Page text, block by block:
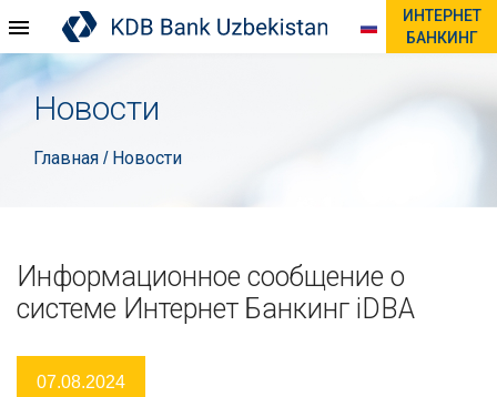
ИНТЕРНЕТ
БАНКИНГ
Новости
Главная / Новости
Информационное сообщение о
системе Интернет Банкинг iDBA
07.08.2024